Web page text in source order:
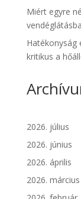
Miért egyre
Hatékonyság
kritikus a
2026. július
2026. június
2026. április
2026. március